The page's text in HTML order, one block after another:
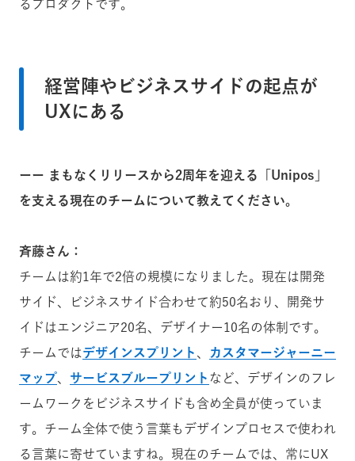
るプロダクトです。
経営陣やビジネスサイドの起点が
UXにある
ーー まもなくリリースから2周年を迎える「Unipos」
を支える現在のチームについて教えてください。
斉藤さん：
チームは約1年で2倍の規模になりました。現在は開発
サイド、ビジネスサイド合わせて約50名おり、開発サ
イドはエンジニア20名、デザイナー10名の体制です。
チームではデザインスプリント
カスタマージャーニー
マップ
サービスブループリント など、デザインのフレ
ームワークをビジネスサイドも含め全員が使っていま
す。チーム全体で使う言葉もデザインプロセスで使われ
る言葉に寄せていますね。現在のチームでは、常にUX